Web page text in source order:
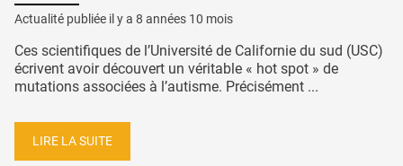
Actualité publiée il y a 8 années 10 mois
Ces scientifiques de l’Université de Californie du sud (USC)
écrivent avoir découvert un véritable « hot spot » de
mutations associées à l’autisme. Précisément ...
LIRE LA SUITE